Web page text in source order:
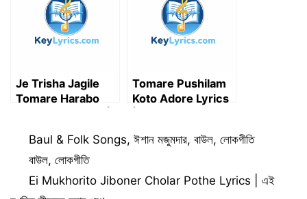
Je Trisha Jagile
Tomare Harabo
হারাবো
Tomare Pushilam
Koto Adore Lyrics
Categories
Baul & Folk Songs,ঈশান মজুমদার,বাউল,লোকগীতি
Tags
বাউল,লোকগীতি
Ei Mukhorito Jiboner Cholar Pothe Lyrics | এই